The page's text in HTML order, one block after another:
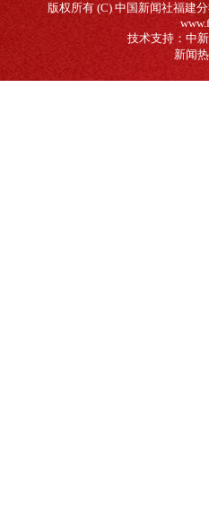
版权所有 (C) 中国新闻社福建
技术支持：中
新闻